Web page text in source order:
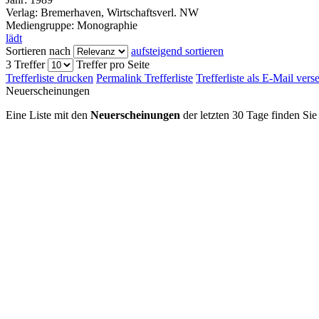
Verlag: Bremerhaven, Wirtschaftsverl. NW
Mediengruppe: Monographie
lädt
Sortieren nach
aufsteigend sortieren
3 Treffer
Treffer pro Seite
Trefferliste drucken Permalink Trefferliste Trefferliste als E-Mail
Neuerscheinungen
Eine Liste mit den Neuerscheinungen der letzten 30 Tage finden Sie